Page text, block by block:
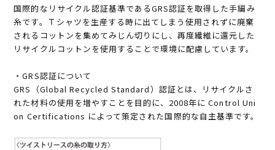
国際的なリサイクル認証基準であるGRS認証を取得した手編み
糸です。Ｔシャツを生産する時に出てしまう使用されずに廃棄
されるコットンを集めてみじん切りにし、再度繊維に還元した
リサイクルコットンを使用することで環境に配慮しています。
・GRS認証について
GRS（Global Recycled Standard）認証とは、リサイクルさ
れた材料の使用を増やすことを目的に、2008年に Control Uni
on Certifications によって策定された国際的な自主基準です。